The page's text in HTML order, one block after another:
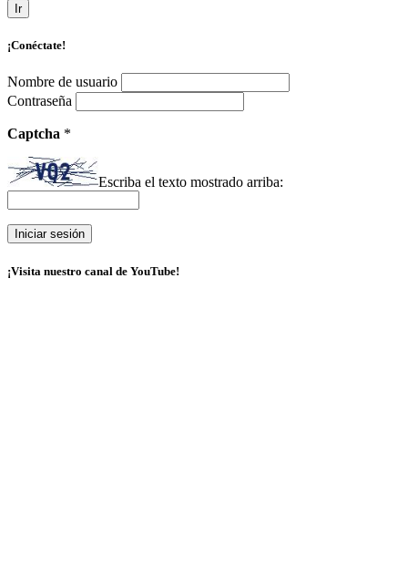
Ir
¡Conéctate!
Nombre de usuario
Contraseña
Captcha *
Escriba el texto mostrado arriba:
¡Visita nuestro canal de YouTube!